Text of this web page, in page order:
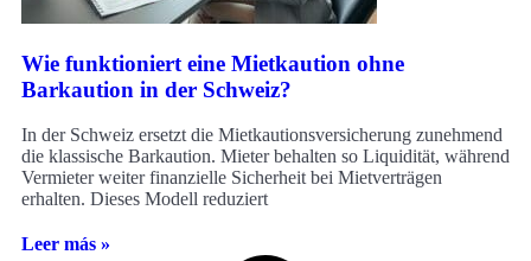
Wie funktioniert eine Mietkaution ohne
Barkaution in der Schweiz?
In der Schweiz ersetzt die Mietkautionsversicherung zunehmend
die klassische Barkaution. Mieter behalten so Liquidität, während
Vermieter weiter finanzielle Sicherheit bei Mietverträgen
erhalten. Dieses Modell reduziert
Leer más »